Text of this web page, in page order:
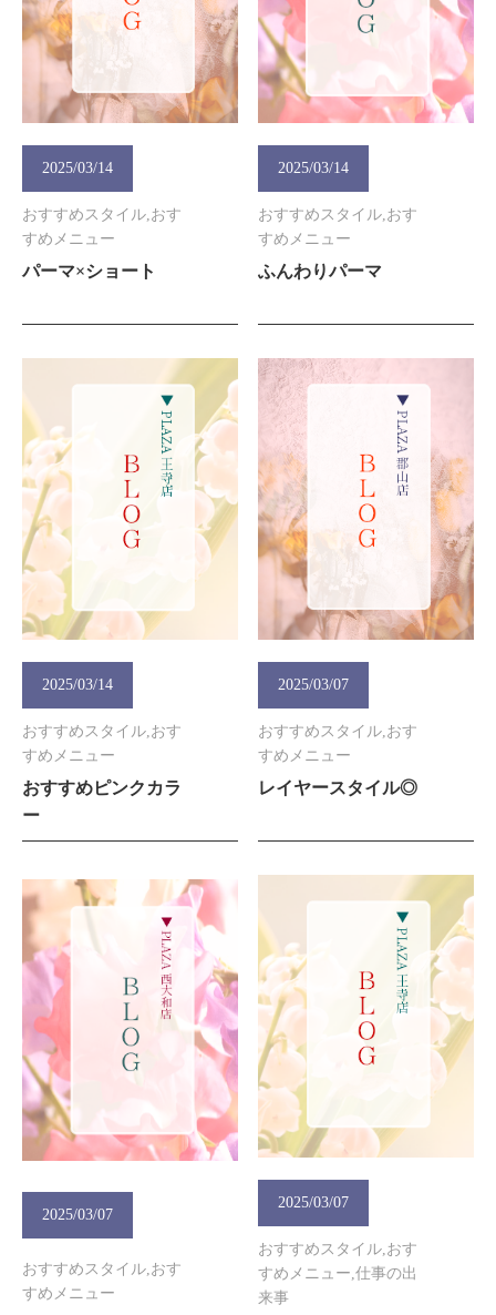
2025/03/14
おすすめスタイル,おす
すめメニュー
パーマ×ショート
2025/03/14
おすすめスタイル,おす
すめメニュー
ふんわりパーマ
2025/03/14
おすすめスタイル,おす
すめメニュー
おすすめピンクカラ
ー
2025/03/07
おすすめスタイル,おす
すめメニュー
レイヤースタイル◎
2025/03/07
おすすめスタイル,おす
すめメニュー
2025/03/07
おすすめスタイル,おす
すめメニュー,仕事の出
来事